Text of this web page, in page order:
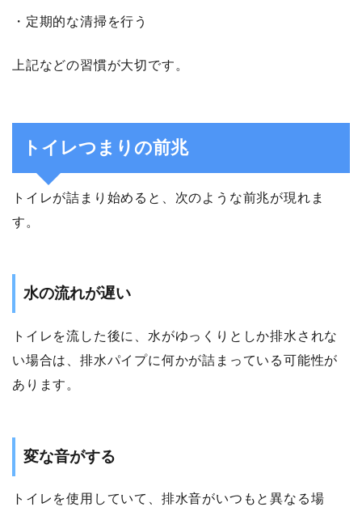
・定期的な清掃を行う
上記などの習慣が大切です。
トイレつまりの前兆
トイレが詰まり始めると、次のような前兆が現れま
す。
水の流れが遅い
トイレを流した後に、水がゆっくりとしか排水されな
い場合は、排水パイプに何かが詰まっている可能性が
あります。
変な音がする
トイレを使用していて、排水音がいつもと異なる場